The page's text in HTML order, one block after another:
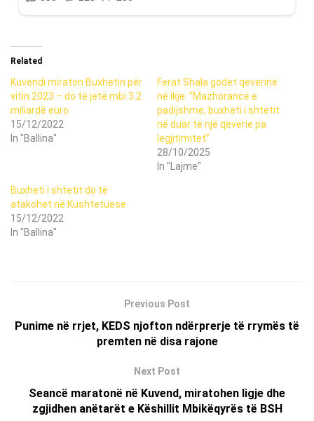
Related
Kuvendi miraton Buxhetin për
vitin 2023 – do të jetë mbi 3.2
miliardë euro
15/12/2022
In "Ballina"
Ferat Shala godet qeverinë
në ikje: “Mazhorancë e
padijshme, buxheti i shtetit
në duar të një qeverie pa
legjitimitet”
28/10/2025
In "Lajme"
Buxheti i shtetit do të
atakohet në Kushtetuese
15/12/2022
In "Ballina"
Previous Post
Punime në rrjet, KEDS njofton ndërprerje të rrymës të
premten në disa rajone
Next Post
Seancë maratonë në Kuvend, miratohen ligje dhe
zgjidhen anëtarët e Këshillit Mbikëqyrës të BSH